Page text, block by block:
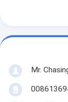
Mr.